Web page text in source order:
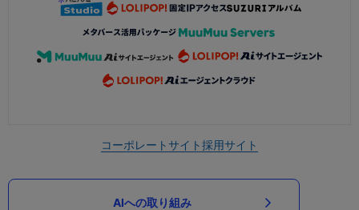
コーポレートサイト採用サイト
AIへの取り組み